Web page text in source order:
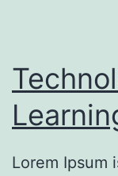
Lorem Ipsum